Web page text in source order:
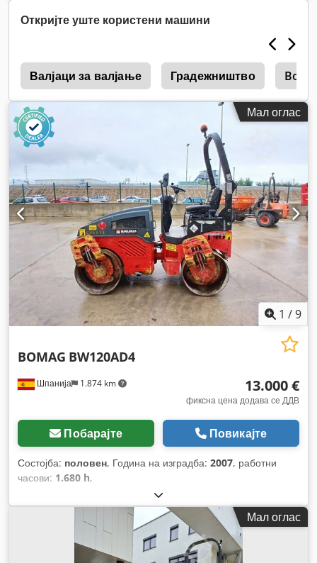
Откријте уште користени машини
Валјаци за валјање Градежништво
Мал оглас
1 /9
Шпанија 1.874 km
BOMAG BW120AD4
13.000 €
фиксна цена додава се ДДВ
Побарајте Повикајте
Состојба: половен, Година на изградба: 2007, работни
часови: 1.680 h,
Мал оглас